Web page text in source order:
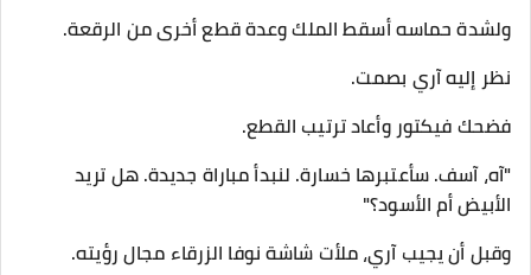
ولشدة حماسه أسقط الملك وعدة قطع أخرى من الرقعة.
نظر إليه آري بصمت.
فضحك فيكتور وأعاد ترتيب القطع.
"آه، آسف. سأعتبرها خسارة. لنبدأ مباراة جديدة. هل تريد
الأبيض أم الأسود؟"
وقبل أن يجيب آري، ملأت شاشة نوفا الزرقاء مجال رؤيته.